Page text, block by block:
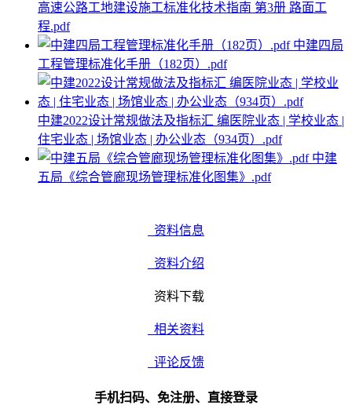
高速公路工地建设施工标准化技术指南 第3册 路面工
程.pdf
中建四局
工程管理标准化手册（182页）.pdf
中建2022设计常规做法及指标汇 编医院业态 | 学校业态 |
住宅业态 | 场馆业态 | 办公业态（934页）.pdf
中建
五局《综合管廊现场管理标准化图集》.pdf
资料信息
资料介绍
资料下载
相关资料
评论反馈
手机扫码、免注册、直接登录